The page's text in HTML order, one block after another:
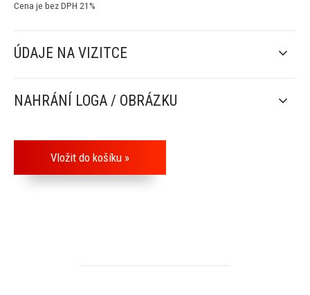
Cena je bez DPH 21%
ÚDAJE NA VIZITCE
NAHRÁNÍ LOGA / OBRÁZKU